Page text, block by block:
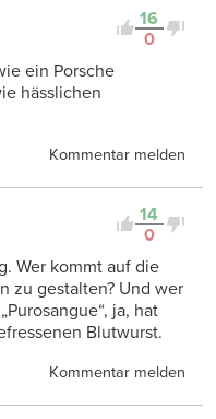
16
0
ein Porsche
hässlichen
Kommentar melden
14
0
Wer kommt auf die
zu gestalten? Und wer
ja, hat
Blutwurst.
Kommentar melden